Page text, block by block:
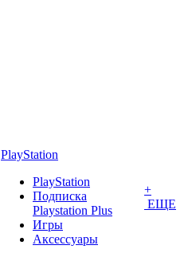
PlayStation
PlayStation
Подписка
Playstation Plus
Игры
Аксессуары
+
ЕЩЕ